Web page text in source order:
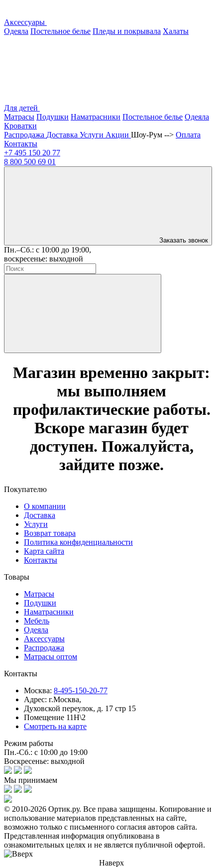
Аксессуары
Одеяла Постельное белье Пледы и покрывала Халаты
Для детей
Матрасы Подушки Наматрасники Постельное белье Одеяла
Кроватки
Распродажа Доставка Услуги Акции Шоу-Рум --> Оплата
Контакты
+7 495 150 20 77
8 800 500 69 01
Заказать звонок
Пн.–Сб.: с 10:00 до 19:00,
воскресенье: выходной
Магазин временно закрыт:
мы выполняем
профилактические работы.
Вскоре магазин будет
доступен. Пожалуйста,
зайдите позже.
Покупателю
О компании
Доставка
Услуги
Возврат товара
Политика конфиденциальности
Карта сайта
Контакты
Товары
Матрасы
Подушки
Наматрасники
Мебель
Одеяла
Аксессуары
Распродажа
Матрасы оптом
Контакты
Москва: 8-495-150-20-77
Адрес: г.Москва,
Духовской переулок, д. 17 стр 15
Помещение 11Н\2
Смотреть на карте
Режим работы
Пн.-Сб.: с 10:00 до 19:00
Воскресенье: выходной
Мы принимаем
© 2010-2026 Ортик.ру. Все права защищены. Копирование и
использование материалов представленных на сайте,
возможно только с письменного согласия авторов сайта.
Представленная информация опубликована в
ознакомительных целях и не является публичной офертой.
Наверх